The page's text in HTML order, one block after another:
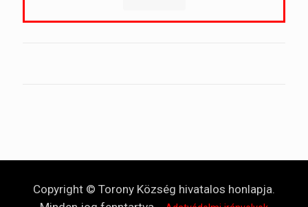
Copyright © Torony Község hivatalos honlapja.